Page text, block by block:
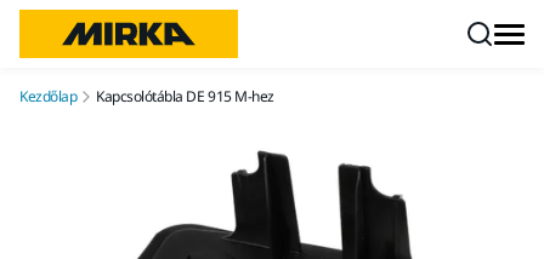
Kezdőlap Kapcsolótábla DE 915 M-hez